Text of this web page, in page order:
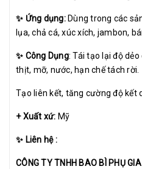
✨ Ứng dụng:Dùng trong các
lụa, chả cá, xúc xích, jambon,
✨ Công Dụng: Tái tạo lại độ
thịt, mỡ, nước, hạn chế tách rời.
Tạo liên kết, tăng cường độ kết
+ Xuất xứ: Mỹ
✨ Liên hệ :
CÔNG TY TNHH BAO BÌ PHỤ